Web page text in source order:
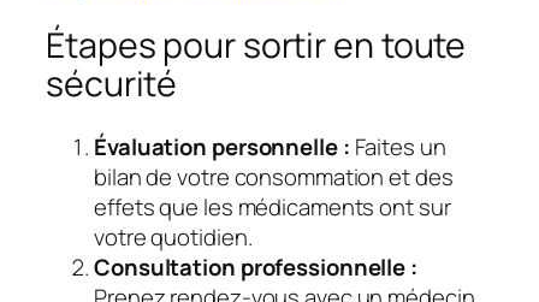
Étapes pour sortir en toute
sécurité
Évaluation personnelle : Faites un
bilan de votre consommation et des
effets que les médicaments ont sur
votre quotidien.
Consultation professionnelle :